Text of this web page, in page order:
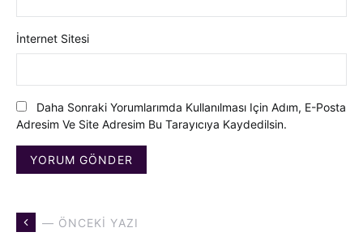
İnternet Sitesi
Daha Sonraki Yorumlarımda Kullanılması Için Adım, E-Posta
Adresim Ve Site Adresim Bu Tarayıcıya Kaydedilsin.
— ÖNCEKI YAZI